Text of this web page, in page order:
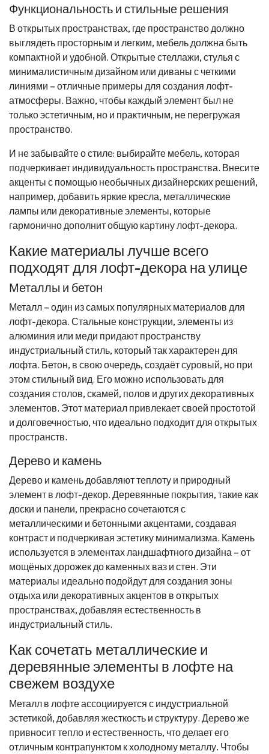
Функциональность и стильные решения
В открытых пространствах, где пространство должно
выглядеть просторным и легким, мебель должна быть
компактной и удобной. Открытые стеллажи, стулья с
минималистичным дизайном или диваны с четкими
линиями – отличные примеры для создания лофт-
атмосферы. Важно, чтобы каждый элемент был не
только эстетичным, но и практичным, не перегружая
пространство.
И не забывайте о стиле: выбирайте мебель, которая
подчеркивает индивидуальность пространства. Внесите
акценты с помощью необычных дизайнерских решений,
например, добавить яркие кресла, металлические
лампы или декоративные элементы, которые
гармонично дополнит общую картину лофт-декора.
Какие материалы лучше всего
подходят для лофт-декора на улице
Металлы и бетон
Металл – один из самых популярных материалов для
лофт-декора. Стальные конструкции, элементы из
алюминия или меди придают пространству
индустриальный стиль, который так характерен для
лофта. Бетон, в свою очередь, создаёт суровый, но при
этом стильный вид. Его можно использовать для
создания столов, скамей, полов и других декоративных
элементов. Этот материал привлекает своей простотой
и долговечностью, что идеально подходит для открытых
пространств.
Дерево и камень
Дерево и камень добавляют теплоту и природный
элемент в лофт-декор. Деревянные покрытия, такие как
доски и панели, прекрасно сочетаются с
металлическими и бетонными акцентами, создавая
контраст и подчеркивая эстетику минимализма. Камень
используется в элементах ландшафтного дизайна – от
мощёных дорожек до каменных ваз и стен. Эти
материалы идеально подойдут для создания зоны
отдыха или декоративных акцентов в открытых
пространствах, добавляя естественность в
индустриальный стиль.
Как сочетать металлические и
деревянные элементы в лофте на
свежем воздухе
Металл в лофте ассоциируется с индустриальной
эстетикой, добавляя жесткость и структуру. Дерево же
привносит тепло и естественность, что делает его
отличным контрапунктом к холодному металлу. Чтобы